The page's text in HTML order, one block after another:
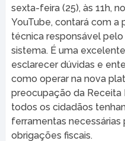
sexta-feira (25), às 11h,
YouTube, contará com a
técnica responsável
sistema. É uma
esclarecer dúvidas e
como operar na nova
preocupação da Receita
todos os cidadãos
ferramentas necessárias
obrigações fiscais.